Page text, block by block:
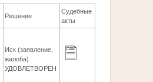
Решение
Судебные
акты
Иск (заявление,
жалоба)
УДОВЛЕТВОРЕН